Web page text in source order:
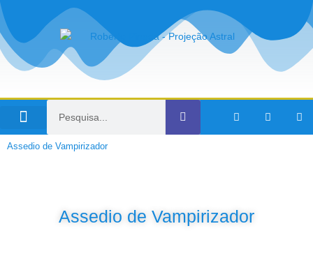
Assedio de Vampirizador
Assedio de Vampirizador